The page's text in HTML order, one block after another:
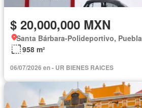
$ 20,000,000 MXN
Santa Bárbara-Polideportivo, Puebla
958 m²
06/07/2026 en - UR BIENES RAICES